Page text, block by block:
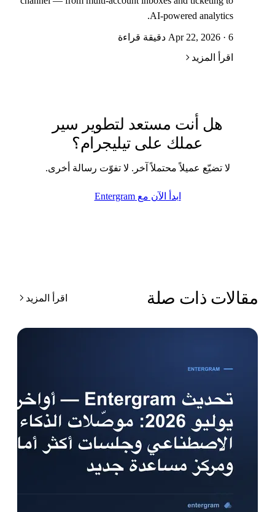
AI-powered analytics.
Apr 22, 2026 · 6 دقيقة قراءة
اقرأ المزيد
هل أنت مستعد لتطوير سير
عملك على تيليجرام؟
لا تضيّع عميلاً محتملاً آخر. لا تفوّت رسالة أخرى.
ابدأ الآن مع Entergram
ذات صلة اقرأ المزيد